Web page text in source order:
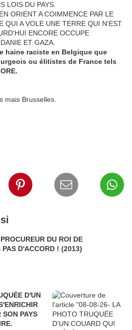
LOIS DU PAYS.
ORIENT A COIMMENCE PAR LE
QUI A VOLE UNE TERRE QUI N'EST
ENCORE OCCUPE
ET GAZA.
haine raciste en Belgique que
ou élitistes de France tels
mais Brusselles.
DU ROI DE
BRUXELLES, JE NE SUIS PAS D'ACCORD ! (2013)
SON PAYS